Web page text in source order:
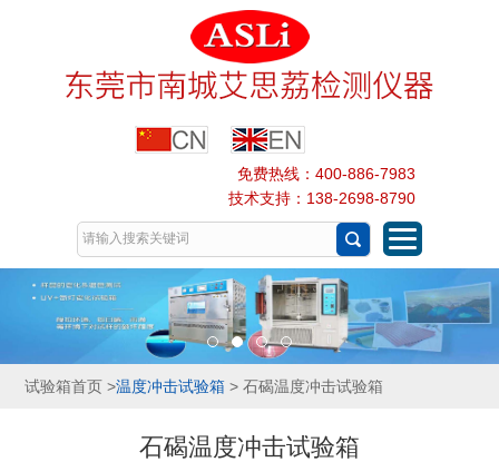
免费热线：400-886-7983
技术支持：138-2698-8790
试验箱首页>温度冲击试验箱> 石碣温度冲击试验箱
石碣温度冲击试验箱